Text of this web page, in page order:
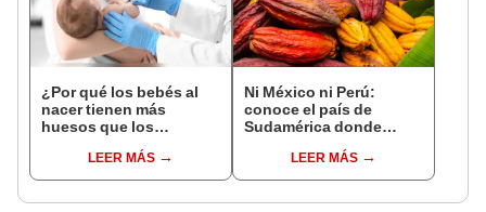
¿Por qué los bebés al
nacer tienen más
huesos que los
LEER MÁS
Ni México ni Perú:
conoce el país de
Sudamérica donde
estudioLEER MÁS